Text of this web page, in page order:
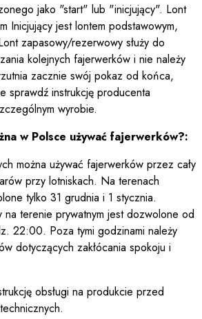
jako "start" lub "inicjujący". Lont
Inicjujący jest lontem podstawowym,
zapasowy/rezerwowy służy do
kolejnych fajerwerków i nie należy
zacznie swój pokaz od końca,
sprawdź instrukcję producenta
wyrobie.
w Polsce używać fajerwerków?:
można używać fajerwerków przez cały
przy lotniskach. Na terenach
tylko 31 grudnia i 1 stycznia.
na terenie prywatnym jest dozwolone od
22:00. Poza tymi godzinami należy
dotyczących zakłócania spokoju i
obsługi na produkcie przed